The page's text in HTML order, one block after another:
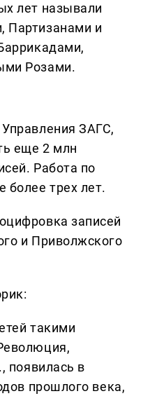
лет называли
и
Розами.
ЗАГС,
еще 2 млн
Работа по
более трех лет.
записей
и Приволжского
такими
появилась в
прошлого века,